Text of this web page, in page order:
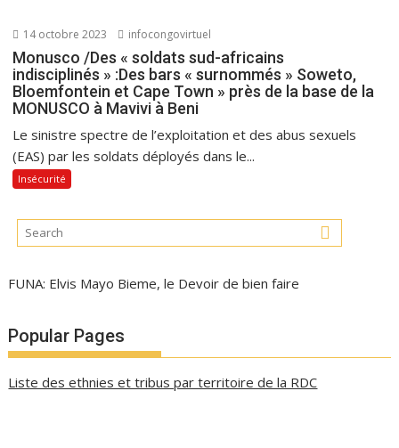
14 octobre 2023 infocongovirtuel
Monusco /Des « soldats sud-africains
indisciplinés » :Des bars « surnommés » Soweto,
Bloemfontein et Cape Town » près de la base de la
MONUSCO à Mavivi à Beni
Le sinistre spectre de l’exploitation et des abus sexuels
(EAS) par les soldats déployés dans le...
Insécurité
FUNA: Elvis Mayo Bieme, le Devoir de bien faire
Popular Pages
Liste des ethnies et tribus par territoire de la RDC